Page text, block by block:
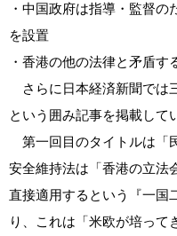
・中国政府は指導・監督の
を設置
・香港の他の法律と矛盾
さらに日本経済新聞では
という囲み記事を掲載して
第一回目のタイトルは「
安全維持法は「香港の立法
直接適用するという『一国
り、これは「米欧が培って